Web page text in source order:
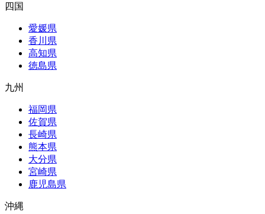
四国
愛媛県
香川県
高知県
徳島県
九州
福岡県
佐賀県
長崎県
熊本県
大分県
宮崎県
鹿児島県
沖縄